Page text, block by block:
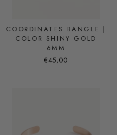
COORDINATES BANGLE |
COLOR SHINY GOLD
6MM
€45,00